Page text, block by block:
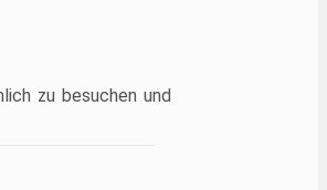
zu besuchen und